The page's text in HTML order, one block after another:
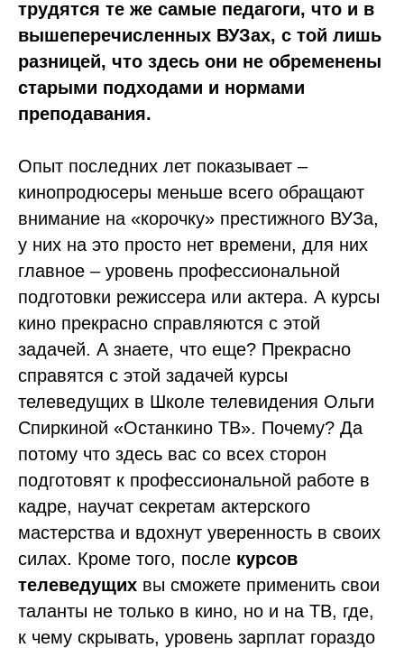
трудятся те же самые педагоги, что и в
вышеперечисленных ВУЗах, с той лишь
разницей, что здесь они не обременены
старыми подходами и нормами
преподавания.
Опыт последних лет показывает –
кинопродюсеры меньше всего обращают
внимание на «корочку» престижного ВУЗа,
у них на это просто нет времени, для них
главное – уровень профессиональной
подготовки режиссера или актера. А курсы
кино прекрасно справляются с этой
задачей. А знаете, что еще? Прекрасно
справятся с этой задачей курсы
телеведущих в Школе телевидения Ольги
Спиркиной «Останкино ТВ». Почему? Да
потому что здесь вас со всех сторон
подготовят к профессиональной работе в
кадре, научат секретам актерского
мастерства и вдохнут уверенность в своих
силах. Кроме того, после курсов
телеведущих вы сможете применить свои
таланты не только в кино, но и на ТВ, где,
к чему скрывать, уровень зарплат гораздо